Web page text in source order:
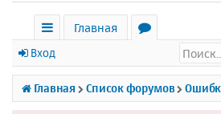
с
ы
л
Главная
р
у
Вход
Главная Список форумов